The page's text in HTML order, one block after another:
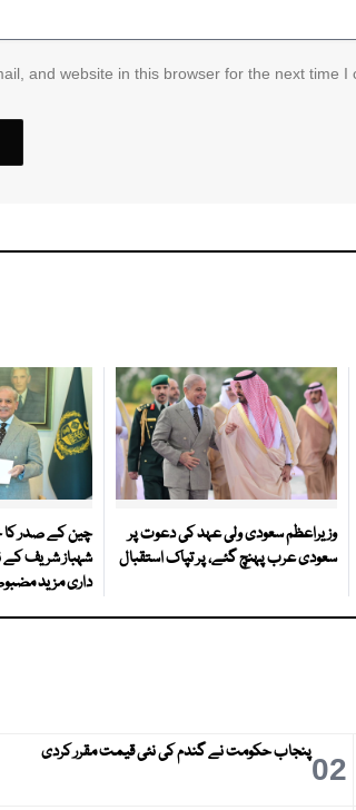
and website in this browser for the next time I
وزیراعظم سعودی ولی عہد کی دعوت پر
سعودی عرب پہنچ گئے، پر تپاک استقبال
چین کے صدر
شہباز شریف کے
داری مزید
02پنجاب حکومت نے گندم کی نئی قیمت مقرر کردی